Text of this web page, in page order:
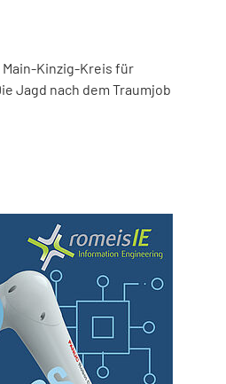
Kinzig-Kreis für
Jagd nach dem Traumjob